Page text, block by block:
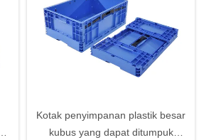
Kotak penyimpanan plastik besar
kubus yang dapat ditumpuk